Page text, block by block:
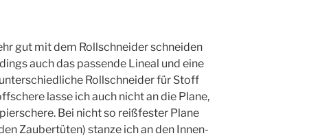
gut mit dem Roll­schnei­der schnei­den
auch das pas­sen­de Line­al und eine
Roll­schnei­der für Stoff
las­se ich auch nicht an die Pla­ne,
Bei nicht so reiß­fes­ter Pla­ne
Zau­ber­tü­ten) stan­ze ich an den Innen­